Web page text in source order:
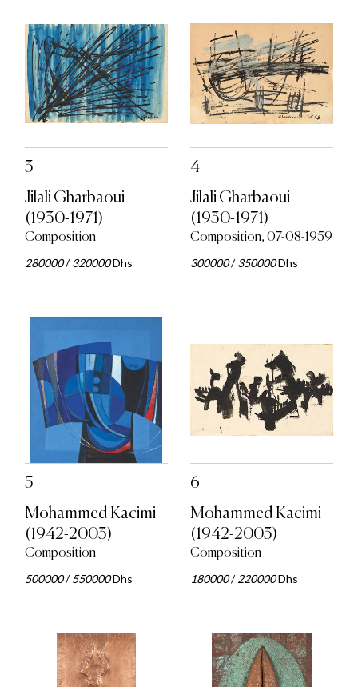
3
Jilali Gharbaoui
(1930-1971)
Composition
280000/320000Dhs
4
Jilali Gharbaoui
(1930-1971)
Composition, 07-08-1959
300000/350000Dhs
5
Mohammed Kacimi
(1942-2003)
Composition
500000/550000Dhs
6
Mohammed Kacimi
(1942-2003)
Composition
180000/220000Dhs